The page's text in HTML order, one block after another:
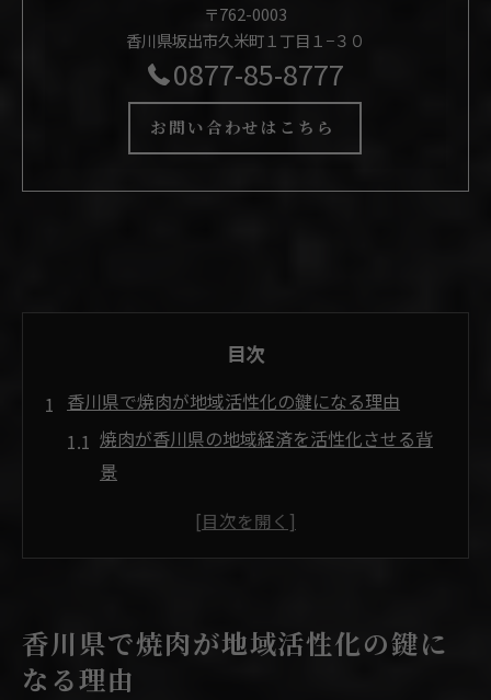
〒762-0003
香川県坂出市久米町１丁目１−３０
0877-85-8777
お問い合わせはこちら
目次
香川県で焼肉が地域活性化の鍵になる理由
焼肉が香川県の地域経済を活性化させる背
景
焼肉人気が地元産業にもたらす好循環とは
焼肉業界の発展が香川県にもたらす未来予
測
香川県で焼肉が地域活性化の鍵に
なる理由